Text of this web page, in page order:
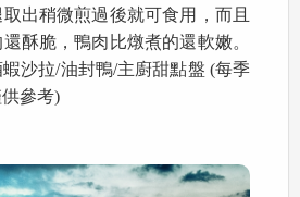
出稍微煎過後就可食用，而且
酥脆，鴨肉比燉煮的還軟嫩。
沙拉/油封鴨/主廚甜點盤 (每季
參考)